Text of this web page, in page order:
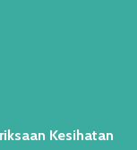
Kesihatan